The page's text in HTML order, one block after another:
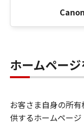
ホームペー
お客さま自身の所
供するホームペー